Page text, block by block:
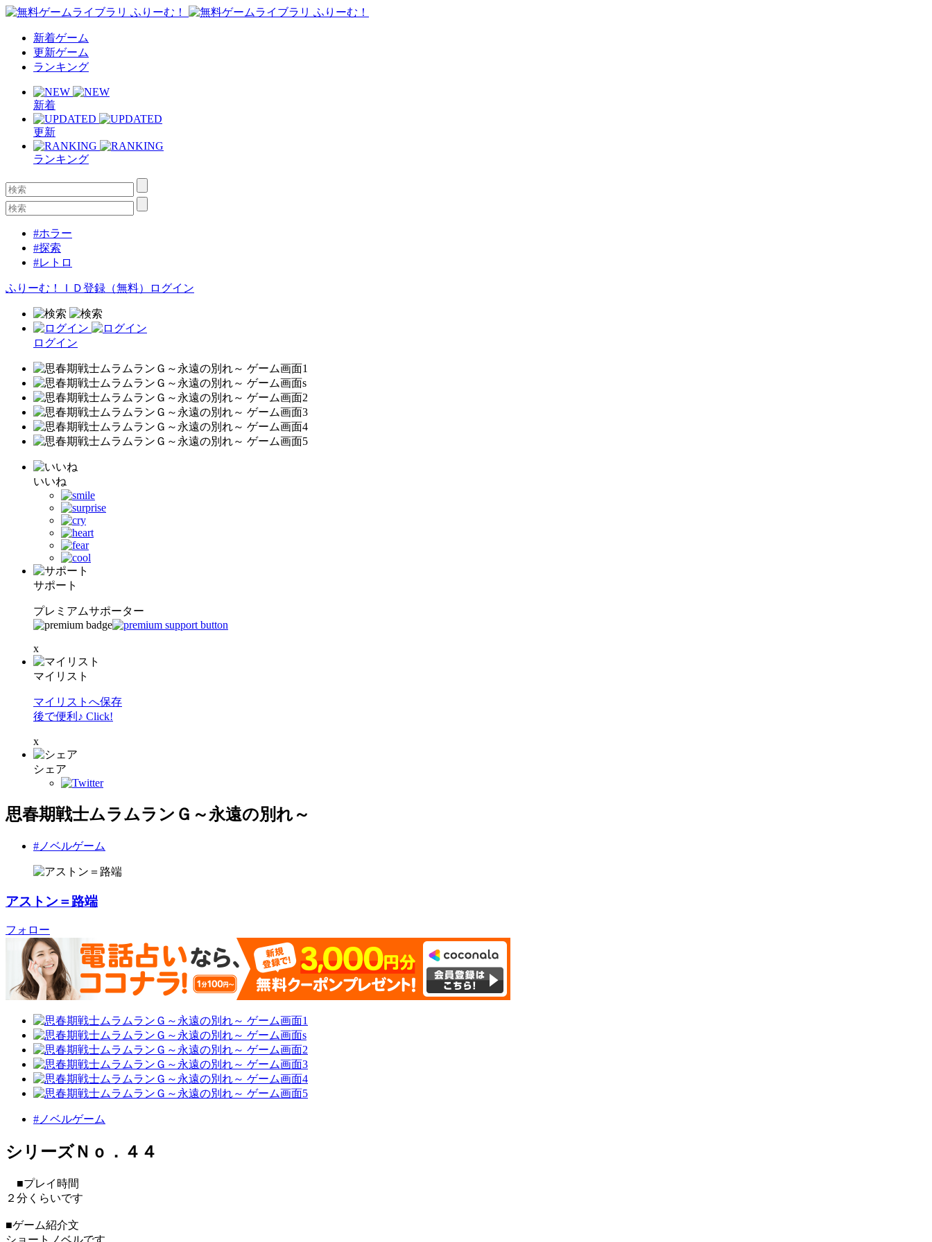
新着ゲーム
更新ゲーム
ランキング
新着
更新
ランキング
#ホラー
#探索
#レトロ
ふりーむ！ＩＤ登録（無料） ログイン
ログイン
いいね
サポート
プレミアムサポーター
x
マイリスト
マイリストへ保存
後で便利♪ Click!
x
シェア
思春期戦士ムラムランＧ～永遠の別れ～
#ノベルゲーム
アストン＝路端
フォロー
#ノベルゲーム
シリーズＮｏ．４４
■プレイ時間
２分くらいです
■ゲーム紹介文
ショートノベルです